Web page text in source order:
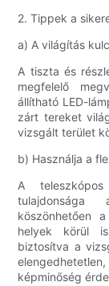
2. Tippek a
a) A világítás
A tiszta és
megfelelő
állítható LED-
zárt tereket
vizsgált terület
b) Használja a
A
tulajdonsága
köszönhetően
helyek körül
biztosítva a
képminőség